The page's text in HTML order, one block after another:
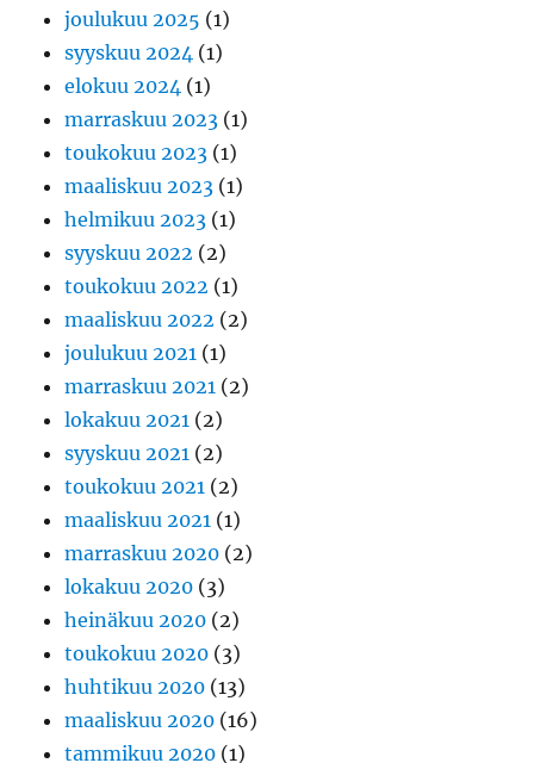
joulukuu 2025 (1)
syyskuu 2024 (1)
elokuu 2024 (1)
marraskuu 2023 (1)
toukokuu 2023 (1)
maaliskuu 2023 (1)
helmikuu 2023 (1)
syyskuu 2022 (2)
toukokuu 2022 (1)
maaliskuu 2022 (2)
joulukuu 2021 (1)
marraskuu 2021 (2)
lokakuu 2021 (2)
syyskuu 2021 (2)
toukokuu 2021 (2)
maaliskuu 2021 (1)
marraskuu 2020 (2)
lokakuu 2020 (3)
heinäkuu 2020 (2)
toukokuu 2020 (3)
huhtikuu 2020 (13)
maaliskuu 2020 (16)
tammikuu 2020 (1)